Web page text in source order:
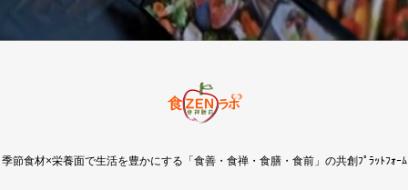
季節食材×栄養面で生活を豊かにする「食善・食禅・食膳・食前」の共創ﾌﾟﾗｯﾄﾌｫｰﾑ